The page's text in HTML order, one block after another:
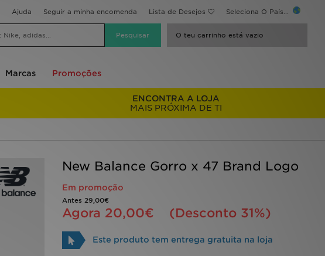
Ajuda Seguir a minha encomenda Lista de Desejos Seleciona O País...
O teu carrinho está vazio
Marcas Promoções
ENCONTRA A LOJA
MAIS PRÓXIMA DE TI
New Balance Gorro x 47 Brand Logo
Em promoção
Antes 29,00€
Agora 20,00€ (Desconto 31%)
Este produto tem entrega gratuita na loja